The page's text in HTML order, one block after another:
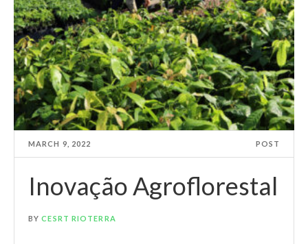
MARCH 9, 2022 POST
Inovação Agroflorestal
BYCESRT RIOTERRA